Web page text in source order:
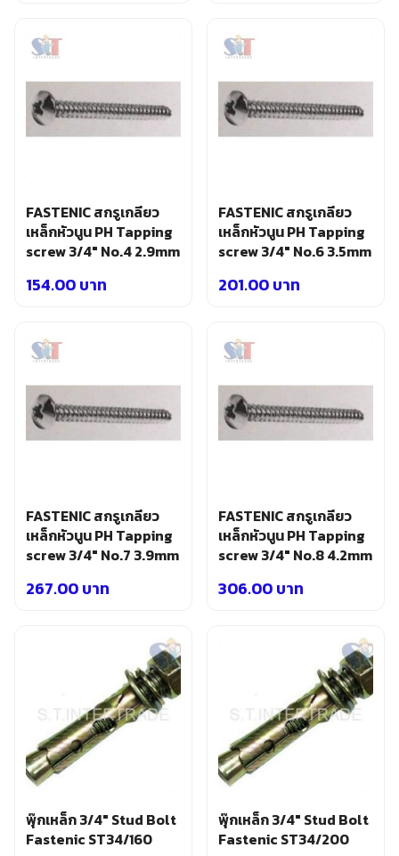
FASTENIC สกรูเกลียว
เหล็กหัวนูน PH Tapping
screw 3/4″ No.4 2.9mm
154.00บาท
FASTENIC สกรูเกลียว
เหล็กหัวนูน PH Tapping
screw 3/4″ No.6 3.5mm
201.00บาท
FASTENIC สกรูเกลียว
เหล็กหัวนูน PH Tapping
screw 3/4″ No.7 3.9mm
267.00บาท
FASTENIC สกรูเกลียว
เหล็กหัวนูน PH Tapping
screw 3/4″ No.8 4.2mm
306.00บาท
พุ๊กเหล็ก 3/4″ Stud Bolt
Fastenic ST34/160
พุ๊กเหล็ก 3/4″ Stud Bolt
Fastenic ST34/200